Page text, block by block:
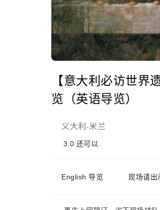
【意大利必访世界
览（英语导览）
义大利 -米兰
3.0 还可以
English 导览 现场请出